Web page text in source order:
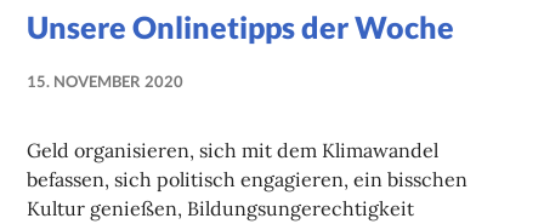
Unsere Onlinetipps der Woche
15. NOVEMBER 2020
Geld organisieren, sich mit dem Klimawandel
befassen, sich politisch engagieren, ein bisschen
Kultur genießen, Bildungsungerechtigkeit